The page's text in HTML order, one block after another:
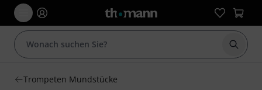
Suche
Trompeten Mundstücke